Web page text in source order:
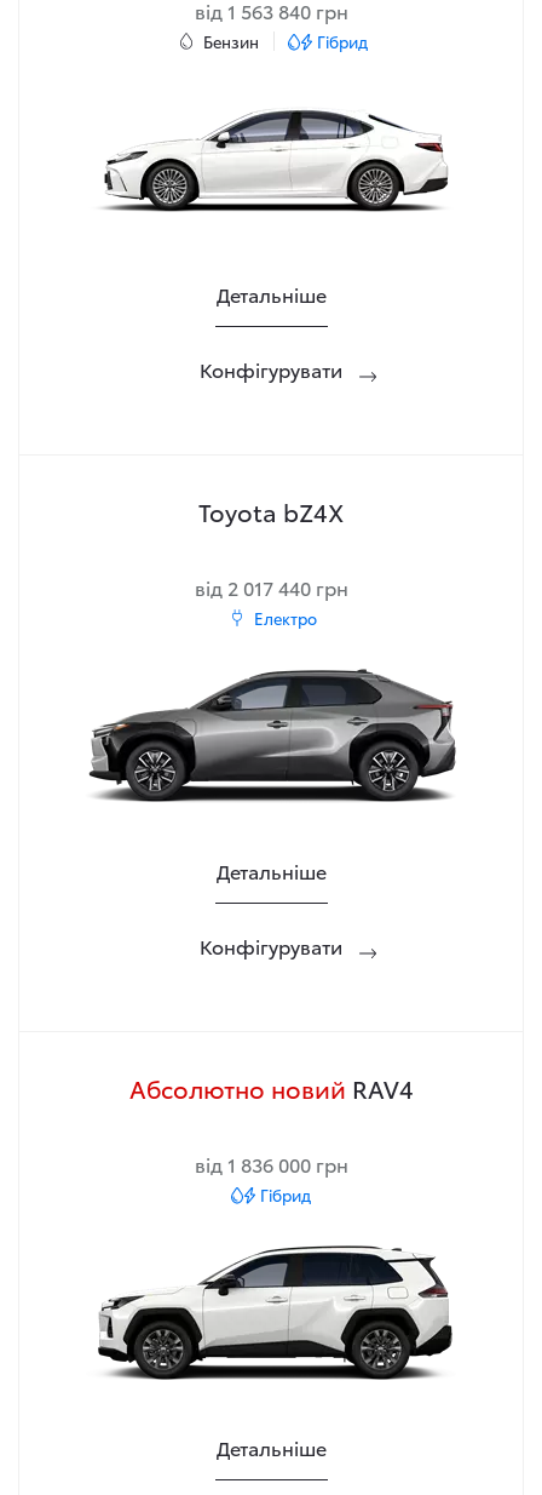
від 1 563 840 грн
Бензин Гібрид
Детальніше
Конфігурувати
Toyota bZ4X
від 2 017 440 грн
Електро
Детальніше
Конфігурувати
Абсолютно новий RAV4
від 1 836 000 грн
Гібрид
Детальніше